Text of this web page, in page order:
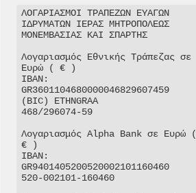
ΛΟΓΑΡΙΑΣΜΟΙ ΤΡΑΠΕΖΩΝ ΕΥΑΓΩΝ
ΙΔΡΥΜΑΤΩΝ ΙΕΡΑΣ ΜΗΤΡΟΠΟΛΕΩΣ
ΜΟΝΕΜΒΑΣΙΑΣ ΚΑΙ ΣΠΑΡΤΗΣ
Λογαριασμός Εθνικής Τράπεζας σε
Ευρώ ( € )
IBAN:
GR3601104680000046829607459
(BIC) ETHNGRAA
468/296074-59
Λογαριασμός Alpha Bank σε Ευρώ (
€ )
IBAN:
GR9401405200520002101160460
520-002101-160460